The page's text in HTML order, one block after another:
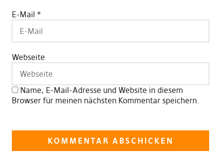
E-Mail *
Webseite
Name, E-Mail-Adresse und Website in diesem
Browser für meinen nächsten Kommentar speichern.